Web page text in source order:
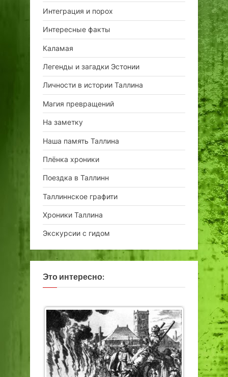
Интеграция и порох
Интересные факты
Каламая
Легенды и загадки Эстонии
Личности в истории Таллина
Магия превращений
На заметку
Наша память Таллина
Плёнка хроники
Поездка в Таллинн
Таллиннское графити
Хроники Таллина
Экскурсии с гидом
Это интересно: